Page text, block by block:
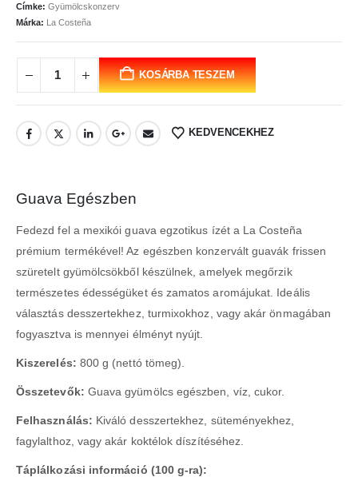
Címke: Gyümölcskonzerv
Márka: La Costeña
KOSÁRBA TESZEM
KEDVENCEKHEZ
Guava Egészben
Fedezd fel a mexikói guava egzotikus ízét a La Costeña
prémium termékével! Az egészben konzervált guavák frissen
szüretelt gyümölcsökből készülnek, amelyek megőrzik
természetes édességüket és zamatos aromájukat. Ideális
választás desszertekhez, turmixokhoz, vagy akár önmagában
fogyasztva is mennyei élményt nyújt.
Kiszerelés: 800 g (nettó tömeg).
Összetevők: Guava gyümölcs egészben, víz, cukor.
Felhasználás: Kiváló desszertekhez, süteményekhez,
fagylalthoz, vagy akár koktélok díszítéséhez.
Táplálkozási információ (100 g-ra):